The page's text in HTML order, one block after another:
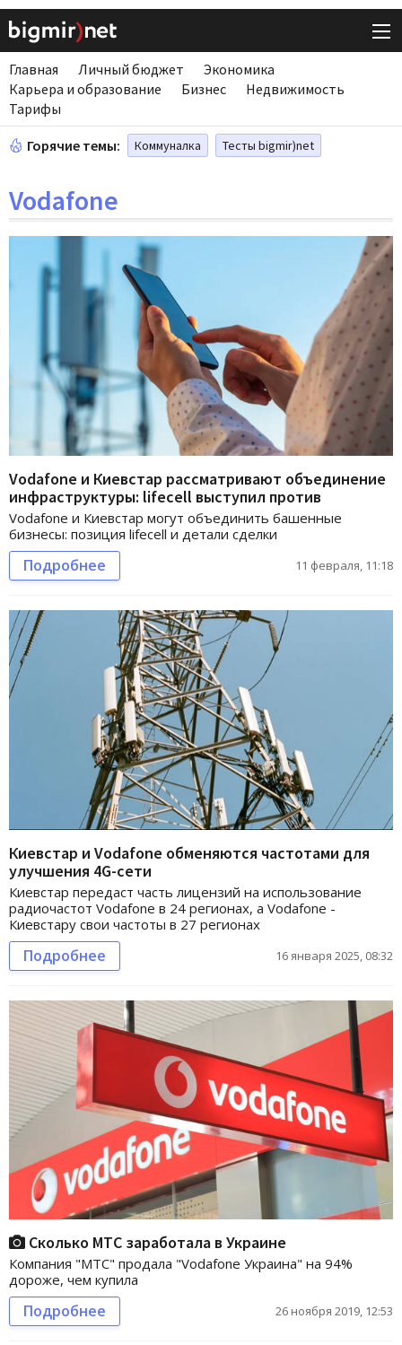
Главная Личный бюджет
Экономика
Карьера и образование
Бизнес
Недвижимость
Тарифы
Горячие темы: Коммуналка Тесты bigmir)net
Vodafone
Vodafone и Киевстар рассматривают объединение
инфраструктуры: lifecell выступил против
Vodafone и Киевстар могут объединить башенные
бизнесы: позиция lifecell и детали сделки
Подробнее 11 февраля, 11:18
Киевстар и Vodafone обменяются частотами для
улучшения 4G-сети
Киевстар передаст часть лицензий на использование
радиочастот Vodafone в 24 регионах, а Vodafone -
Киевстару свои частоты в 27 регионах
Подробнее 16 января 2025, 08:32
Сколько МТС заработала в Украине
Компания "МТС" продала "Vodafone Украина" на 94%
дороже, чем купила
Подробнее 26 ноября 2019, 12:53